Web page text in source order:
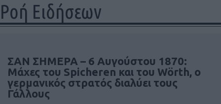
Ροή Ειδήσεων
ΣΑΝ ΣΗΜΕΡΑ – 6 Αυγούστου 1870:
Μάχες του Spicheren και του Wörth, ο
γερμανικός στρατός διαλύει τους
Γάλλους